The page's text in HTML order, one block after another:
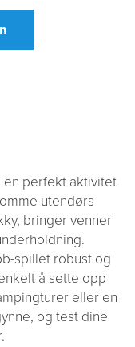
perfekt aktivitet
utendørs
bringer venner
spillet robust og
å sette opp
eller en
og test dine